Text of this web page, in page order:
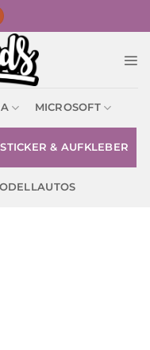
MICROSOFT
STICKER & AUFKLEBER